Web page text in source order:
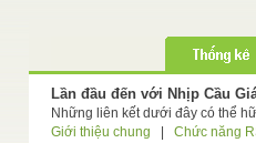
Lần đầu đến với Nhịp Cầu
Những liên kết dưới đây có thể
Giới thiệu chung
Chức năng